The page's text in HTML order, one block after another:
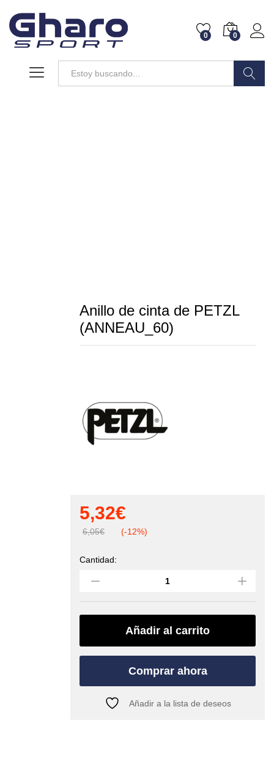
0 0
Anillo de cinta de PETZL
(ANNEAU_60)
5,32€
6,05€ (-12%)
Anillo
de
PETZL
(ANNEAU_60)
Cantidad:
Añadir al carrito
Comprar ahora
Añadir a la lista de deseos